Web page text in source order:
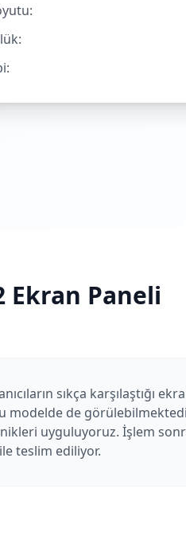
Ekran Paneli
sıkça karşılaştığı
modelde de
uyguluyoruz. İşlem
teslim ediliyor.